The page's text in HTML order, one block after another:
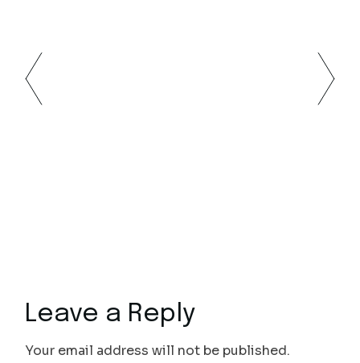
Leave a Reply
Your email address will not be published.